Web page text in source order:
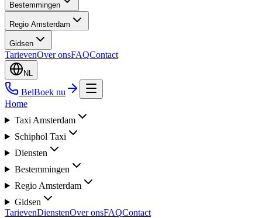
Bestemmingen
Regio Amsterdam
Gidsen
TarievenOver onsFAQContact
NL
BelBoek nu
Home
Taxi Amsterdam
Schiphol Taxi
Diensten
Bestemmingen
Regio Amsterdam
Gidsen
TarievenDienstenOver onsFAQContact